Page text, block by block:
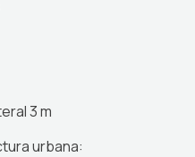
3 m
urbana: